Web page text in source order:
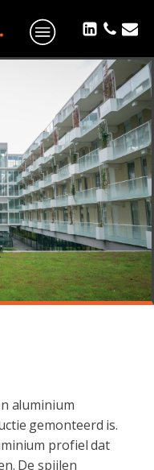
aluminium
gemonteerd is.
profiel dat
De spijlen